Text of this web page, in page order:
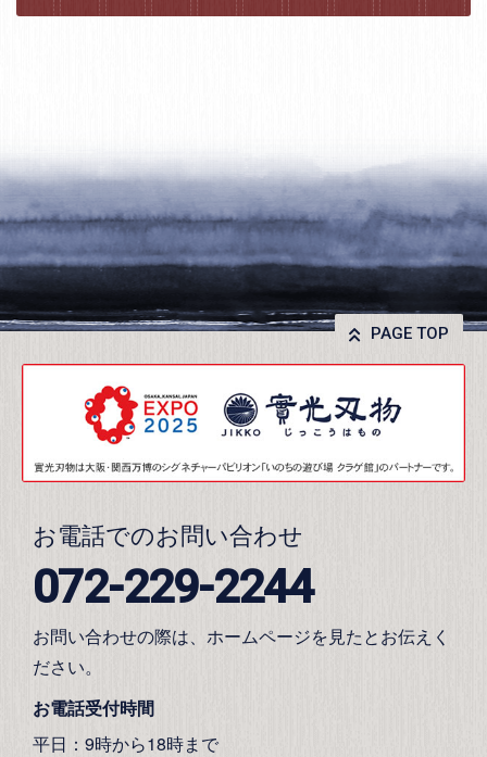
PAGE TOP
お電話でのお問い合わせ
072-229-2244
お問い合わせの際は、ホームページを見たとお伝えく
ださい。
お電話受付時間
平日：9時から18時まで